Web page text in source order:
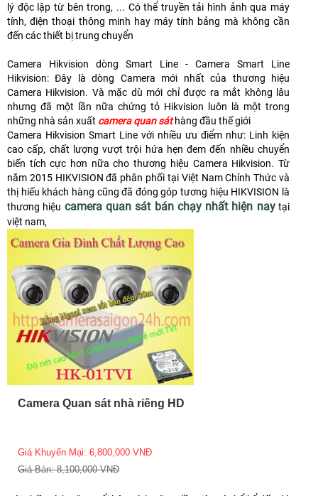
lý độc lập từ bên trong, ... Có thể truyền tải hình ảnh qua máy
tính, điện thoại thông minh hay máy tính bảng mà không cần
đến các thiết bị trung chuyển
Camera Hikvision dòng Smart Line - Camera Smart Line
Hikvision: Đây là dòng Camera mới nhất của thương hiệu
Camera Hikvision. Và mặc dù mới chỉ được ra mắt không lâu
nhưng đã một lần nữa chứng tỏ Hikvision luôn là một trong
những nhà sản xuất camera quan sáthàng đầu thế giới
Camera Hikvision Smart Line với nhiều ưu điểm như: Linh kiện
cao cấp, chất lượng vượt trội hứa hẹn đem đến nhiều chuyển
biến tích cực hơn nữa cho thương hiệu Camera Hikvision. Từ
năm 2015 HIKVISION đã phân phối tại Việt Nam Chính Thức và
thị hiếu khách hàng cũng đã đóng góp tương hiệu HIKVISION là
thương hiệu camera quan sát bán chạy nhất hiện naytại
việt nam,
Camera Quan sát nhà riêng HD
Giá Khuyến Mại: 6,800,000 VNĐ
Giá Bán: 8,100,000 VNĐ